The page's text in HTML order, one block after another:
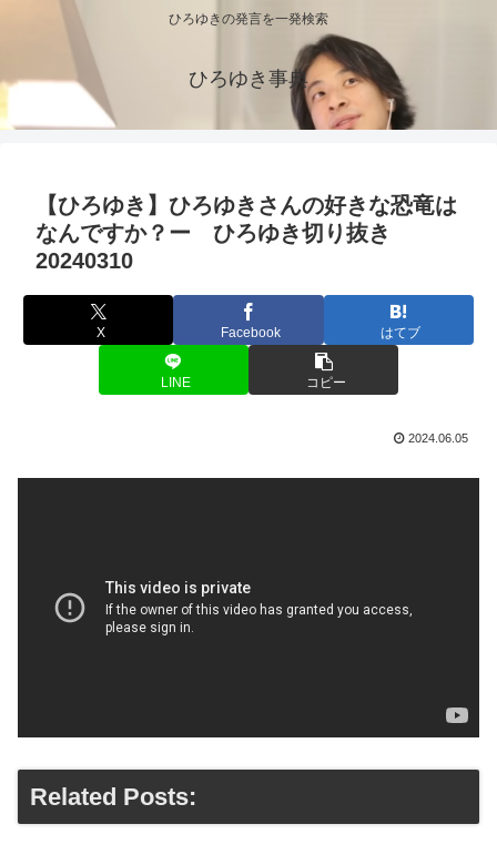
ひろゆきの発言を一発検索
ひろゆき事典
【ひろゆき】ひろゆきさんの好きな恐竜は
なんですか？ー ひろゆき切り抜き
20240310
X Facebook はてブ
LINE コピー
2024.06.05
Related Posts: